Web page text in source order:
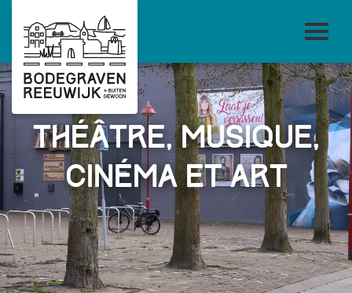
Théâtre, musique,
cinéma et art